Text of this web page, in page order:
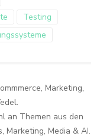
Testing
Marketing,
an Themen aus den
Marketing, Media & AI.